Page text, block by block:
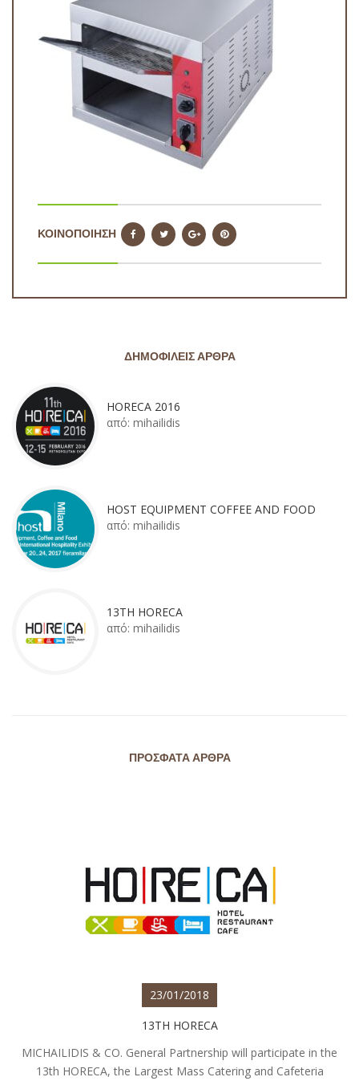
ΚΟΙΝΟΠΟΙΗΣΗ
ΔΗΜΟΦΙΛΕΊΣ ΆΡΘΡΑ
HORECA 2016
από: mihailidis
HOST EQUIPMENT COFFEE AND FOOD
από: mihailidis
13TH HORECA
από: mihailidis
ΠΡΌΣΦΑΤΑ ΆΡΘΡΑ
23/01/2018
13TH HORECA
MICHAILIDIS & CO. General Partnership will participate in the
13th HORECA, the Largest Mass Catering and Cafeteria